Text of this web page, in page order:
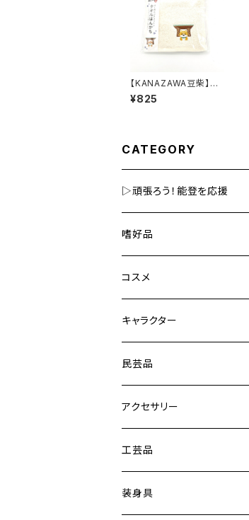
【KANAZAWA豆柴】タ
オルはんかち
¥825
CATEGORY
▷頑張ろう！能登を応援
嗜好品
美容
その他
嗜好品
金箔入嗜好品
食用金箔
その他の食品
コスメ
金箔入コスメ
その他コスメ
化粧雑貨など
キャラクター
ひゃくまんさん
新幹線
HELLO KITTY
サンリオキャラクターズ
民芸品
キーホルダー・根付・チャーム
マグネット
ステッカー
アクセサリー
水引素材
水引アクセサリー
工芸品
金箔工芸品
装身具